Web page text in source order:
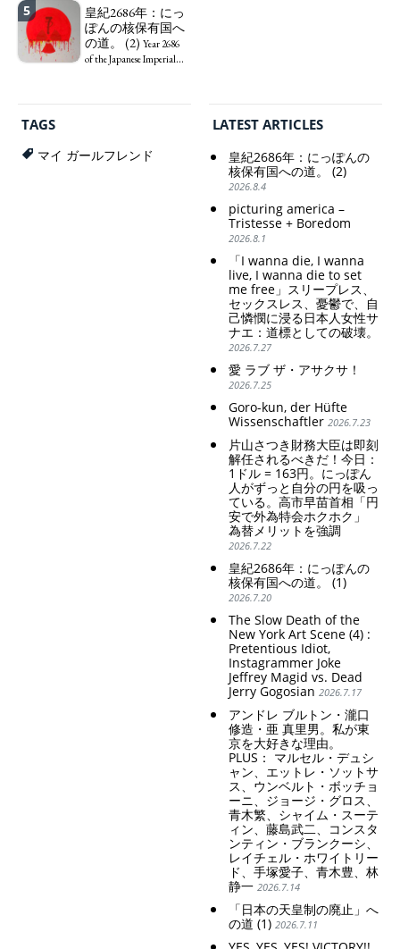
Japanese Have Long Been
Draining Their Own Yen.
Prime Minister
TAKAICHI Sanae: "The
set me free" - Sanae, a
Japanese woman who is
sleepless, sexless, depressive
and wallowing in self-
取。保守的な日本
の家父長制の強
化。戸籍制度の強
化。差別的な血統
poor women.
Strengthening of
5
皇紀2686年：にっ
ぽんの核保有国へ
の道。 (2) Year 2686
of the Japanese Imperial
TAGS
マイ ガールフレンド
LATEST ARTICLES
皇紀2686年：にっぽんの
核保有国への道。 (2)
2026.8.4
picturing america –
Tristesse + Boredom
2026.8.1
「I wanna die, I wanna
live, I wanna die to set
me free」スリープレス、
セックスレス、憂鬱で、自
己憐憫に浸る日本人女性サ
ナエ：道標としての破壊。
2026.7.27
愛 ラブ ザ・アサクサ！
2026.7.25
Goro-kun, der Hüfte
Wissenschaftler 2026.7.23
片山さつき財務大臣は即刻
解任されるべきだ！今日：
1ドル = 163円。にっぽん
人がずっと自分の円を吸っ
ている。高市早苗首相「円
安で外為特会ホクホク」
為替メリットを強調
2026.7.22
皇紀2686年：にっぽんの
核保有国への道。 (1)
2026.7.20
The Slow Death of the
New York Art Scene (4) :
Pretentious Idiot,
Instagrammer Joke
Jeffrey Magid vs. Dead
Jerry Gogosian 2026.7.17
アンドレ ブルトン・瀧口
修造・亜 真里男。私が東
京を大好きな理由。
PLUS： マルセル・デュシ
ャン、エットレ・ソットサ
ス、ウンベルト・ボッチョ
ーニ、ジョージ・グロス、
青木繁、シャイム・スーテ
ィン、藤島武二、コンスタ
ンティン・ブランクーシ、
レイチェル・ホワイトリー
ド、手塚愛子、青木豊、林
静一 2026.7.14
「日本の天皇制の廃止」へ
の道 (1) 2026.7.11